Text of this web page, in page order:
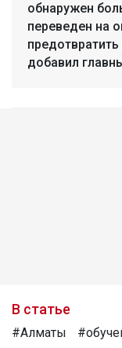
обнаружен
переведен на
добавил
В статье
#Алматы